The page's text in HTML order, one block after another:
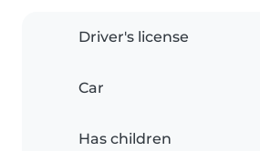
Driver's license
Car
Has children